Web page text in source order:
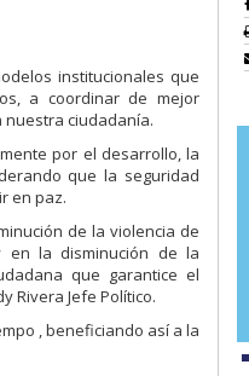
institucionales que
a coordinar de mejor
nuestra ciudadanía.
por el desarrollo, la
que la seguridad
en paz.
de la violencia de
en la disminución de la
que garantice el
Rivera Jefe Político.
, beneficiando así a la